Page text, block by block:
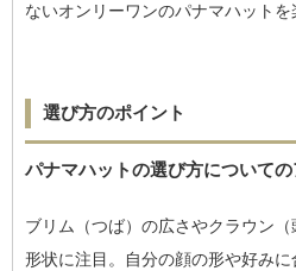
ないオンリーワンのパナマハットを
選び方のポイント
パナマハットの選び方について
ブリム（つば）の広さやクラウン
形状に注目。自分の顔の形や好みに